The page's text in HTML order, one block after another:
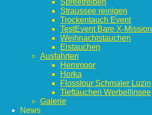
Spreetreiben
Straussee reinigen
Trockentauch Event
TestEvent Bare X-Mission
Weihnachtstauchen
Eistauchen
Ausfahrten
Hemmoor
Horka
Flosstour Schmaler Luzin
Tieftauchen Werbellinsee
Galerie
News